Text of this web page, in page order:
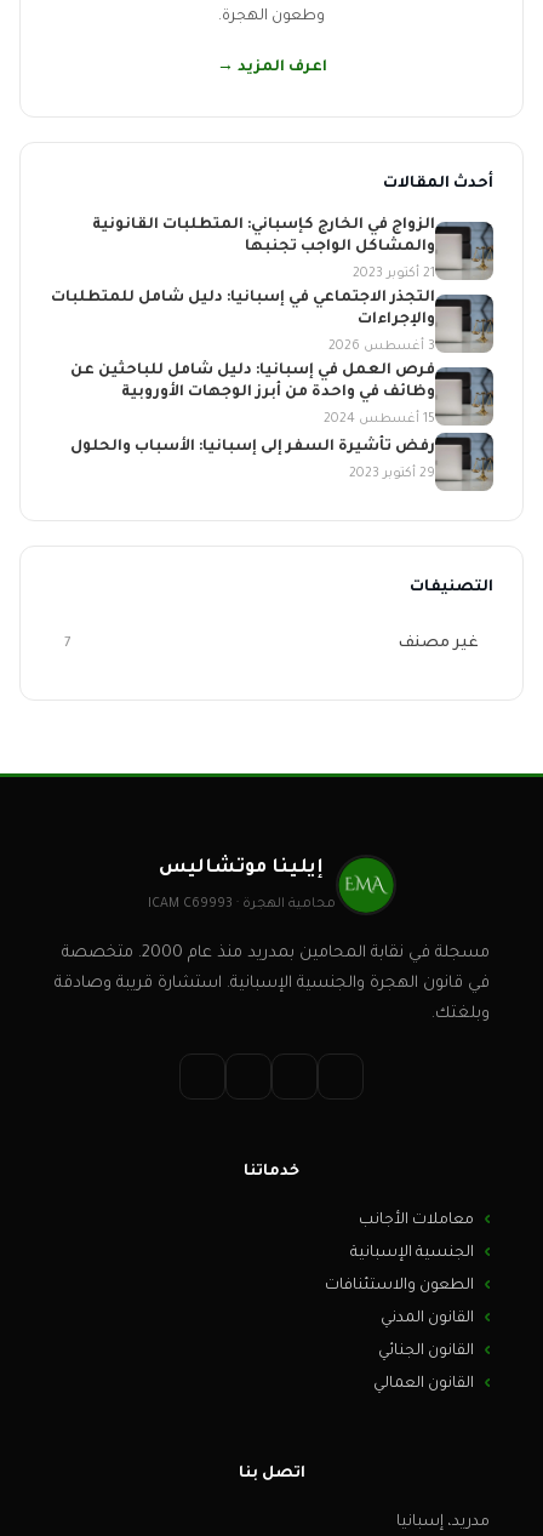
وطعون الهجرة.
اعرف المزيد →
أحدث المقالات
الزواج في الخارج كإسباني: المتطلبات القانونية
والمشاكل الواجب تجنبها
21 أكتوبر 2023
التجذر الاجتماعي في إسبانيا: دليل شامل للمتطلبات
والإجراءات
3 أغسطس 2026
فرص العمل في إسبانيا: دليل شامل للباحثين عن
وظائف في واحدة من أبرز الوجهات الأوروبية
15 أغسطس 2024
رفض تأشيرة السفر إلى إسبانيا: الأسباب والحلول
29 أكتوبر 2023
التصنيفات
غير مصنف 7
إيلينا موتشاليس
محامية الهجرة · ICAM C69993
مسجلة في نقابة المحامين بمدريد منذ عام 2000. متخصصة
في قانون الهجرة والجنسية الإسبانية. استشارة قريبة وصادقة
وبلغتك.
خدماتنا
معاملات الأجانب
الجنسية الإسبانية
الطعون والاستئنافات
القانون المدني
القانون الجنائي
القانون العمالي
اتصل بنا
مدريد، إسبانيا